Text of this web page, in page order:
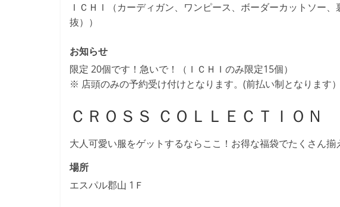
ＩＣＨＩ（カーディガン、ワンピース、ボーダーカットソー
抜））
お知らせ
限定 20個です！急いで！（ＩＣＨＩのみ限定15個）
※ 店頭のみの予約受け付けとなります。(前払い制となります）
ＣＲＯＳＳ ＣＯＬＬＥＣＴＩＯＮ
大人可愛い服をゲットするならここ！お得な福袋でたくさん揃
場所
エスパル郡山 1Ｆ